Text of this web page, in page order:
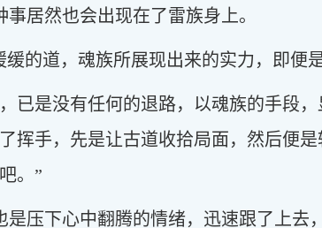
居然也会出现在了雷族身上。
的道，魂族所展现出来的实力，即便
已是没有任何的退路，以魂族的手段
挥手，先是让古道收拾局面，然后便
。”
是压下心中翻腾的情绪，迅速跟了上去